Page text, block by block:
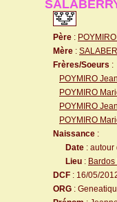
Père :
Mère :
Frères/Soeurs :
POYMIRO Jean
POYMIRO
POYMIRO
POYMIRO
Naissance :
Date : autour
Lieu :
DCF : 16/05/
ORG :